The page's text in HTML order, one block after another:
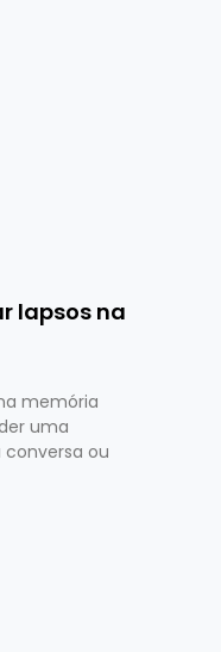
lapsos na
memória
uma
ou